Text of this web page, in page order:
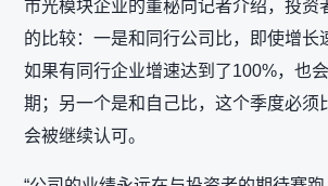
市光模块企业的董秘向记者介绍，投资
的比较：一是和同行公司比，即使增长
如果有同行企业增速达到了100%，也
期；另一个是和自己比，这个季度必须
会被继续认可。